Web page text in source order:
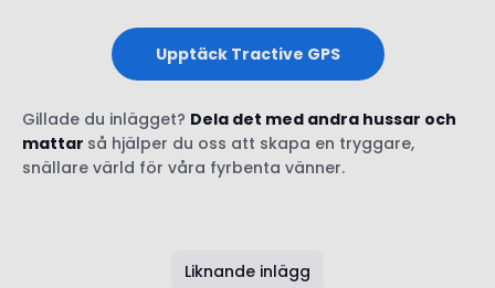
Upptäck Tractive GPS
Gillade du inlägget? Dela det med andra hussar och
mattar så hjälper du oss att skapa en tryggare,
snällare värld för våra fyrbenta vänner.
Liknande inlägg